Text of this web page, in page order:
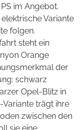
im Angebot.
Variante
folgen.
steht ein
Orange
der
schwarz
Opel-Blitz in
Variante trägt ihre
zwischen den
sie eine